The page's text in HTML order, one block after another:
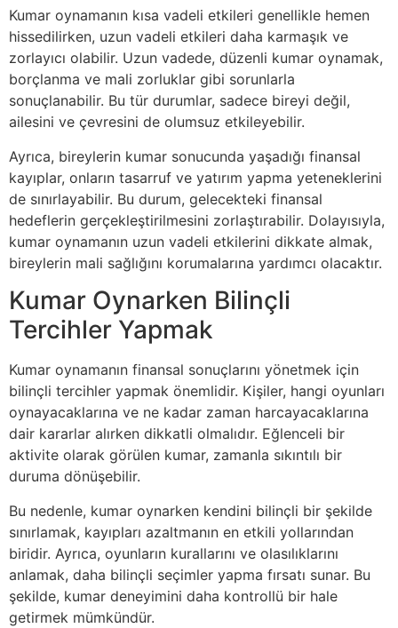
Kumar oynamanın kısa vadeli etkileri genellikle hemen
hissedilirken, uzun vadeli etkileri daha karmaşık ve
zorlayıcı olabilir. Uzun vadede, düzenli kumar oynamak,
borçlanma ve mali zorluklar gibi sorunlarla
sonuçlanabilir. Bu tür durumlar, sadece bireyi değil,
ailesini ve çevresini de olumsuz etkileyebilir.
Ayrıca, bireylerin kumar sonucunda yaşadığı finansal
kayıplar, onların tasarruf ve yatırım yapma yeteneklerini
de sınırlayabilir. Bu durum, gelecekteki finansal
hedeflerin gerçekleştirilmesini zorlaştırabilir. Dolayısıyla,
kumar oynamanın uzun vadeli etkilerini dikkate almak,
bireylerin mali sağlığını korumalarına yardımcı olacaktır.
Kumar Oynarken Bilinçli
Tercihler Yapmak
Kumar oynamanın finansal sonuçlarını yönetmek için
bilinçli tercihler yapmak önemlidir. Kişiler, hangi oyunları
oynayacaklarına ve ne kadar zaman harcayacaklarına
dair kararlar alırken dikkatli olmalıdır. Eğlenceli bir
aktivite olarak görülen kumar, zamanla sıkıntılı bir
duruma dönüşebilir.
Bu nedenle, kumar oynarken kendini bilinçli bir şekilde
sınırlamak, kayıpları azaltmanın en etkili yollarından
biridir. Ayrıca, oyunların kurallarını ve olasılıklarını
anlamak, daha bilinçli seçimler yapma fırsatı sunar. Bu
şekilde, kumar deneyimini daha kontrollü bir hale
getirmek mümkündür.